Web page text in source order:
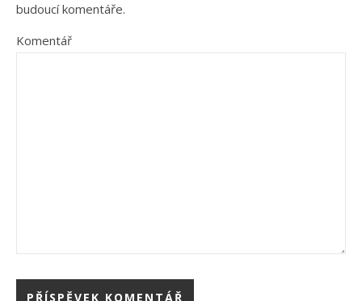
budoucí komentáře.
Komentář